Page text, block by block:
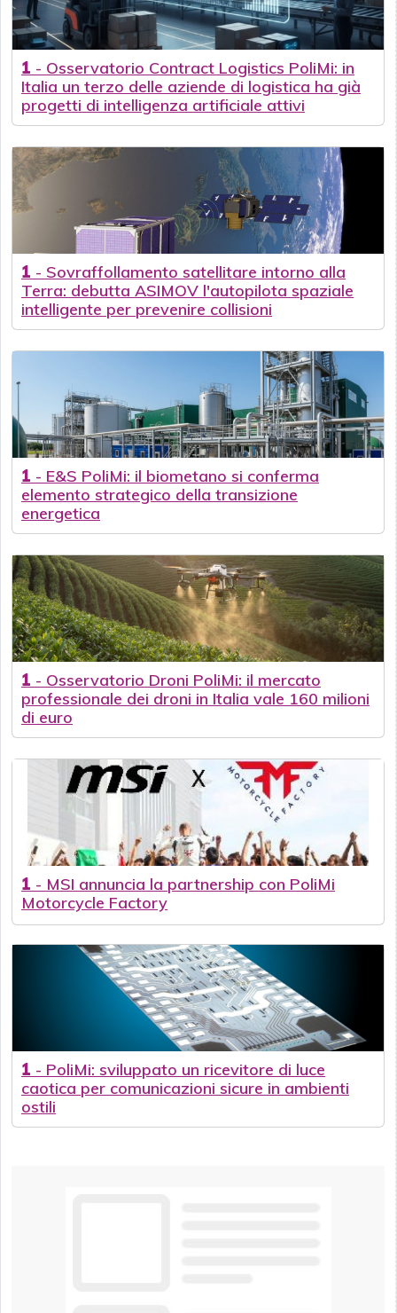
1 - Osservatorio Contract Logistics PoliMi: in
Italia un terzo delle aziende di logistica ha già
progetti di intelligenza artificiale attivi
1 - Sovraffollamento satellitare intorno alla
Terra: debutta ASIMOV l'autopilota spaziale
intelligente per prevenire collisioni
1 - E&S PoliMi: il biometano si conferma
elemento strategico della transizione
energetica
1 - Osservatorio Droni PoliMi: il mercato
professionale dei droni in Italia vale 160 milioni
di euro
1 - MSI annuncia la partnership con PoliMi
Motorcycle Factory
1 - PoliMi: sviluppato un ricevitore di luce
caotica per comunicazioni sicure in ambienti
ostili